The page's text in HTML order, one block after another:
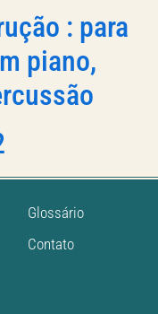
: para
piano,
Glossário
Contato